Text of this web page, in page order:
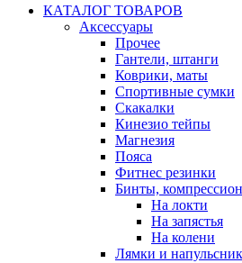
КАТАЛОГ ТОВАРОВ
Аксессуары
Прочее
Гантели, штанги
Коврики, маты
Спортивные сумки
Скакалки
Кинезио тейпы
Магнезия
Пояса
Фитнес резинки
Бинты,
На локти
На запястья
На колени
Лямки и